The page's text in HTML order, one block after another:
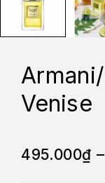
Venise
495.000₫ –